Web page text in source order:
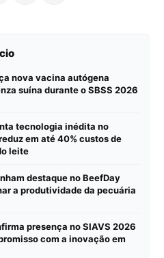
nova vacina autógena
suína durante o SBSS 2026
tecnologia inédita no
em até 40% custos de
leite
destaque no BeefDay
a produtividade da pecuária
presença no SIAVS 2026
com a inovação em